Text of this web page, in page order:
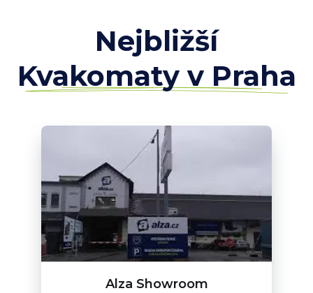
Nejbližší
Kvakomaty v Praha
Alza Showroom